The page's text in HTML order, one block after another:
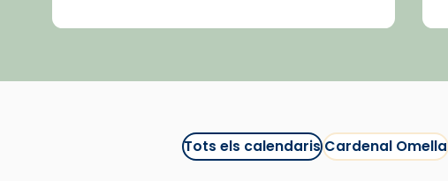
juliol la missa de Les Santes de
Tots els calendarisCardenal Omella